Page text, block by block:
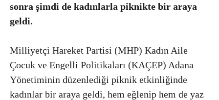
sonra şimdi de kadınlarla piknikte bir araya
geldi.
Milliyetçi Hareket Partisi (MHP) Kadın Aile
Çocuk ve Engelli Politikaları (KAÇEP) Adana
Yönetiminin düzenlediği piknik etkinliğinde
kadınlar bir araya geldi, hem eğlenip hem de yaz